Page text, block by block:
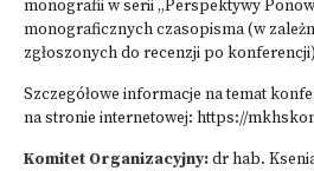
monografii w serii „Perspektywy
monograficznych czasopisma (w
zgłoszonych do recenzji po
Szczegółowe informacje na temat
na stronie internetowej: https://
Komitet Organizacyjny:dr hab.